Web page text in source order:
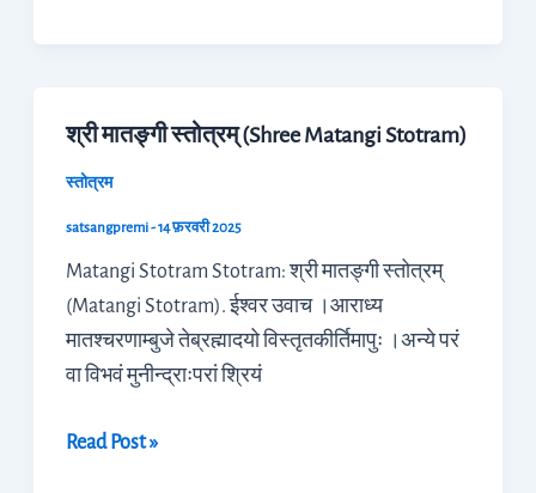
श्री मातङ्गी स्तोत्रम् (Shree Matangi Stotram)
स्तोत्रम
satsangpremi-14 फ़रवरी 2025
Matangi Stotram Stotram: श्री मातङ्गी स्तोत्रम्
(Matangi Stotram). ईश्वर उवाच ।आराध्य
मातश्चरणाम्बुजे तेब्रह्मादयो विस्तृतकीर्तिमापुः ।अन्ये परं
वा विभवं मुनीन्द्राःपरां श्रियं
श्री
मातङ्गी
(Shree
Matangi
Stotram)
Read Post »